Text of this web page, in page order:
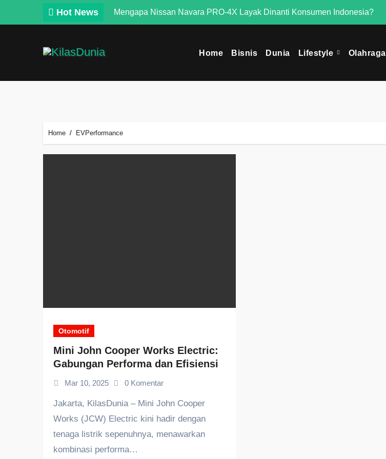
Hot News Mengapa Nissan Navara PRO-4X Layak Dinanti Konsumen Indonesia?
Home Bisnis Dunia Lifestyle Olahraga
Home EVPerformance
Otomotif
Mini John Cooper Works Electric:
Gabungan Performa dan Efisiensi
Mar 10, 2025 0 Komentar
Jakarta, KilasDunia – Mini John Cooper
Works (JCW) Electric kini hadir dengan
tenaga listrik sepenuhnya, menawarkan
kombinasi performa…